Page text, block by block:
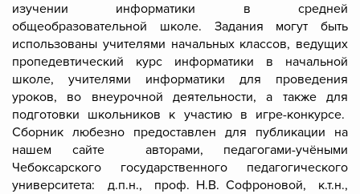
изучении информатики в средней
общеобразовательной школе. Задания могут быть
использованы учителями начальных классов, ведущих
пропедевтический курс информатики в начальной
школе, учителями информатики для проведения
уроков, во внеурочной деятельности, а также для
подготовки школьников к участию в игре-конкурсе.
Сборник любезно предоставлен для публикации на
нашем сайте авторами, педагогами-учёными
Чебоксарского государственного педагогического
университета: д.п.н., проф. Н.В. Софроновой, к.т.н.,